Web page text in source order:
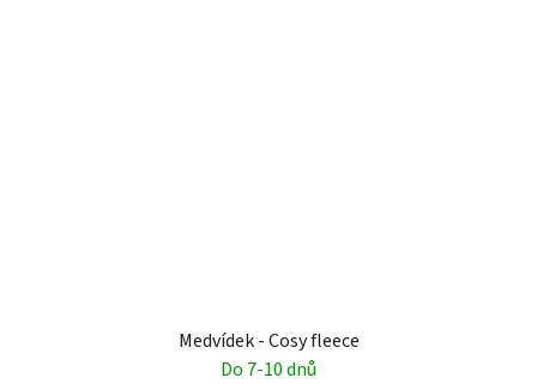
Medvídek - Cosy fleece
Do 7-10 dnů